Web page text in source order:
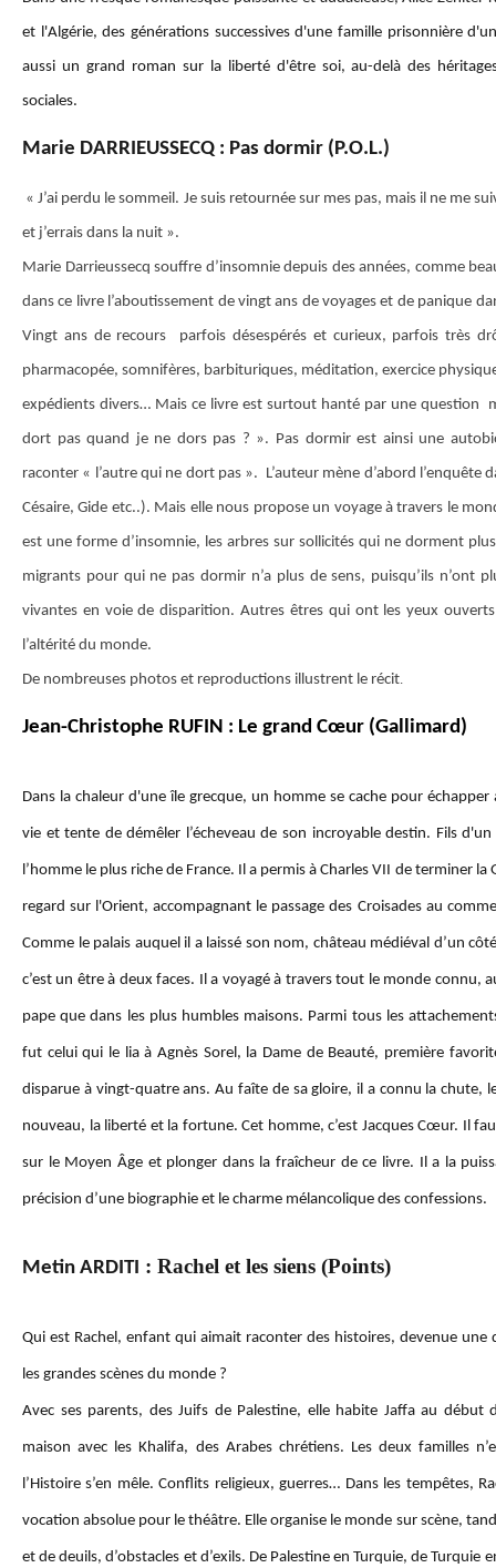
et l'Algérie, des générations successives d'une famille prisonnière
aussi un grand roman sur la liberté d'être soi, au-delà des
sociales.
Marie DARRIEUSSECQ : Pas dormir (P.O.L.)
« J’ai perdu le sommeil. Je suis retournée sur mes pas, mais il ne me
et j’errais dans la nuit ».
Marie Darrieussecq souffre d’insomnie depuis des années, comme
dans ce livre l’aboutissement de vingt ans de voyages et de panique
Vingt ans de recours parfois désespérés et curieux, parfois très
pharmacopée, somnifères, barbituriques, méditation, exercice
expédients divers… Mais ce livre est surtout hanté par une question
dort pas quand je ne dors pas ? ». Pas dormir est ainsi une
raconter « l’autre qui ne dort pas ». L’auteur mène d’abord l’enquête
Césaire, Gide etc..). Mais elle nous propose un voyage à travers le
est une forme d’insomnie, les arbres sur sollicités qui ne dorment
migrants pour qui ne pas dormir n’a plus de sens, puisqu’ils n’ont
vivantes en voie de disparition. Autres êtres qui ont les yeux
l’altérité du monde.
De nombreuses photos et reproductions illustrent le récit.
Jean-Christophe RUFIN : Le grand Cœur (Gallimard)
Dans la chaleur d'une île grecque, un homme se cache pour
vie et tente de démêler l’écheveau de son incroyable destin. Fils
l’homme le plus riche de France. Il a permis à Charles VII de terminer la
regard sur l'Orient, accompagnant le passage des Croisades au
Comme le palais auquel il a laissé son nom, château médiéval d’un
c’est un être à deux faces. Il a voyagé à travers tout le monde connu,
pape que dans les plus humbles maisons. Parmi tous les
fut celui qui le lia à Agnès Sorel, la Dame de Beauté, première
disparue à vingt-quatre ans. Au faîte de sa gloire, il a connu la chute,
nouveau, la liberté et la fortune. Cet homme, c’est Jacques Cœur. Il
sur le Moyen Âge et plonger dans la fraîcheur de ce livre. Il a la
précision d’une biographie et le charme mélancolique des confessions.
Metin ARDITI : Rachel et les siens (Points)
Qui est Rachel, enfant qui aimait raconter des histoires, devenue une
les grandes scènes du monde ?
Avec ses parents, des Juifs de Palestine, elle habite Jaffa au début
maison avec les Khalifa, des Arabes chrétiens. Les deux familles
l’Histoire s’en mêle. Conflits religieux, guerres… Dans les tempêtes,
vocation absolue pour le théâtre. Elle organise le monde sur scène,
et de deuils, d’obstacles et d’exils. De Palestine en Turquie, de Turquie